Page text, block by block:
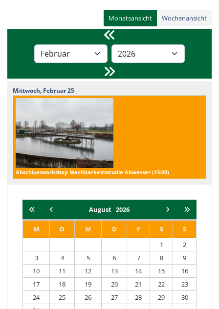
Monatsansicht Wochenansicht
Mittwoch, Februar25
Abschlussworkshop Machbarkeitsstudie Abwasser (13:00)
August 2026
M D M D F S
S
1
2
3
4 5 6 7 8
9
10
11 12 13 14 15
16
17
18 19 20 21 22
23
24
25 26 27 28 29
30